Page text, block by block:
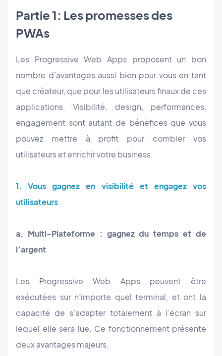
Partie 1: Les promesses des
PWAs
Les Progressive Web Apps proposent un bon
nombre d’avantages aussi bien pour vous en tant
que créateur, que pour les utilisateurs finaux de ces
applications. Visibilité, design, performances,
engagement sont autant de bénéfices que vous
pouvez mettre à profit pour combler vos
utilisateurs et enrichir votre business.
1. Vous gagnez en visibilité et engagez vos
utilisateurs
a. Multi-Plateforme : gagnez du temps et de
l’argent
Les Progressive Web Apps peuvent être
exécutées sur n’importe quel terminal, et ont la
capacité de s’adapter totalement à l’écran sur
lequel elle sera lue. Ce fonctionnement présente
deux avantages majeurs.